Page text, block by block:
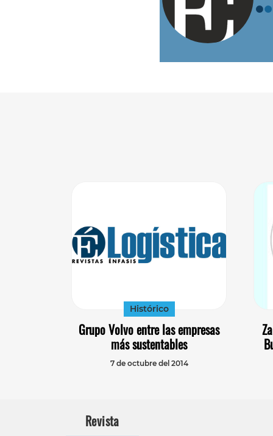
Histórico
Grupo Volvo entre las empresas
más sustentables
7 de octubre del 2014
Revista